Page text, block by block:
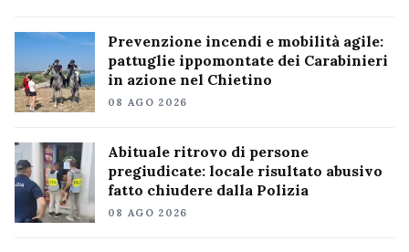
Prevenzione incendi e mobilità agile:
pattuglie ippomontate dei Carabinieri
in azione nel Chietino
08 AGO 2026
Abituale ritrovo di persone
pregiudicate: locale risultato abusivo
fatto chiudere dalla Polizia
08 AGO 2026